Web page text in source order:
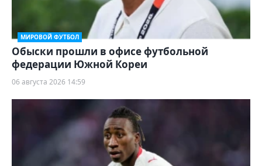
МИРОВОЙ ФУТБОЛ
Обыски прошли в офисе футбольной
федерации Южной Кореи
06 августа 2026 14:59